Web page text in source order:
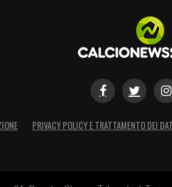
PRIVACY POLICY E TRATTAMENTO DEI